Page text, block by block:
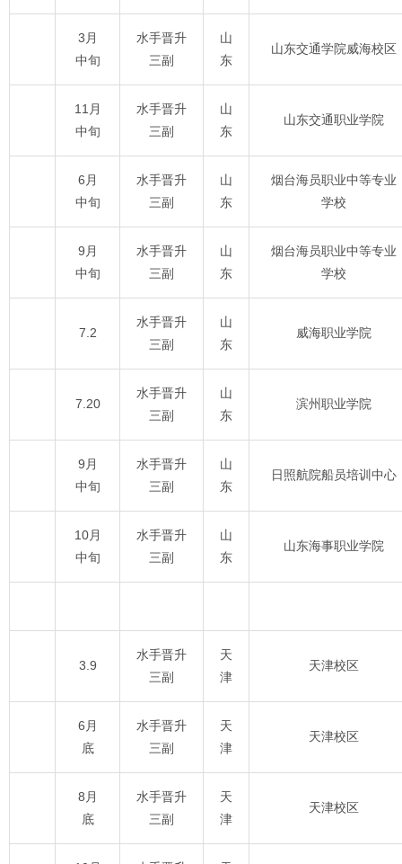
3月
中旬
水手晋升
三副
山
东
山东交通学院威海校区
11月
中旬
水手晋升
三副
山
东
山东交通职业学院
6月
中旬
水手晋升
三副
山
东
烟台海员职业中等专业
学校
9月
中旬
水手晋升
三副
山
东
烟台海员职业中等专业
学校
7.2
水手晋升
三副
山
东
威海职业学院
7.20
水手晋升
三副
山
东
滨州职业学院
9月
中旬
水手晋升
三副
山
东
日照航院船员培训中心
10月
中旬
水手晋升
三副
山
东
山东海事职业学院
3.9
水手晋升
三副
天
津
天津校区
6月
底
水手晋升
三副
天
津
天津校区
8月
底
水手晋升
三副
天
津
天津校区